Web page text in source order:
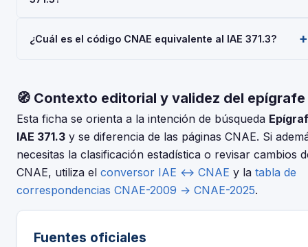
a 1.000.000 €/año también están exentas. No obstante, el
económica.
Modelo 036/037 (alta), Modelo 303 (IVA trimestral), Modelo
¿Cuál es el código CNAE equivalente al IAE 371.3?
el código CNAE-2025 que corresponde al epígrafe 371.3 —
Buques de Casco de Plastico.
🧭 Contexto editorial y validez del epígrafe
Esta ficha se orienta a la intención de búsqueda
IAE 371.3 y se diferencia de las páginas CNAE. Si
necesitas la clasificación estadística o revisar cambios
CNAE, utiliza el conversor IAE ↔ CNAE y la tabla de
correspondencias CNAE-2009 → CNAE-2025.
Fuentes oficiales